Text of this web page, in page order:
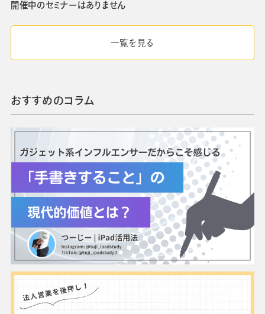
開催中のセミナーはありません
一覧を見る
おすすめのコラム